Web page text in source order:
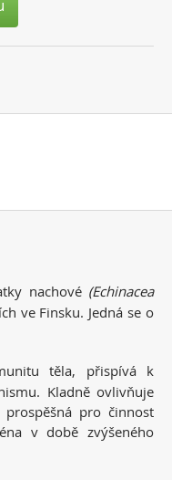
nachové (Echinacea
ve Finsku. Jedná se o
těla, přispívá k
Kladně ovlivňuje
pro činnost
v době zvýšeného